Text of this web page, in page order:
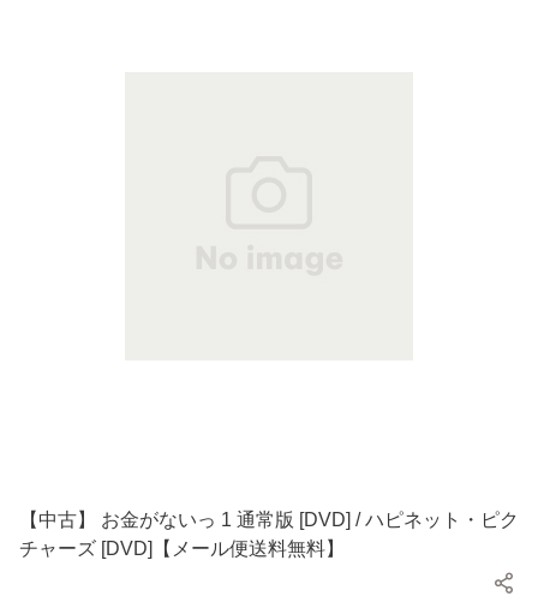
【中古】 お金がないっ 1 通常版 [DVD] / ハピネット・ピク
チャーズ [DVD]【メール便送料無料】